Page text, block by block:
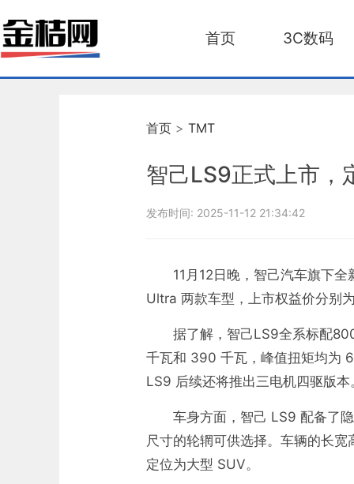
首页 3C数码
首页 > TMT
智己LS9正式上市，
发布时间: 2025-11-12 21:34:42
11月12日晚，智己汽车旗下
Ultra 两款车型，上市权益价分别
据了解，智己LS9全系标配
千瓦和 390 千瓦，峰值扭矩均为
LS9 后续还将推出三电机四驱版本
车身方面，智己 LS9 配备了
尺寸的轮辋可供选择。车辆的长
定位为大型 SUV。